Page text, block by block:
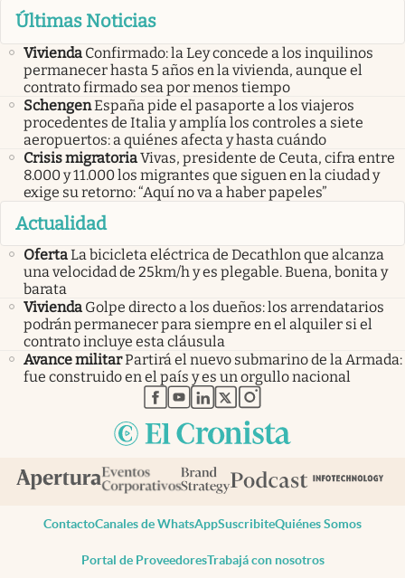
Últimas Noticias
Vivienda Confirmado: la Ley concede a los inquilinos
permanecer hasta 5 años en la vivienda, aunque el
contrato firmado sea por menos tiempo
SchengenEspaña pide el pasaporte a los viajeros
procedentes de Italia y amplía los controles a siete
aeropuertos: a quiénes afecta y hasta cuándo
Crisis migratoriaVivas, presidente de Ceuta, cifra entre
8.000 y 11.000 los migrantes que siguen en la ciudad y
exige su retorno: “Aquí no va a haber papeles”
Actualidad
OfertaLa bicicleta eléctrica de Decathlon que alcanza
una velocidad de 25km/h y es plegable. Buena, bonita y
barata
Vivienda Golpe directo a los dueños: los arrendatarios
podrán permanecer para siempre en el alquiler si el
contrato incluye esta cláusula
Avance militarPartirá el nuevo submarino de la Armada:
fue construido en el país y es un orgullo nacional
abre en nueva pestaña
abre en nueva pestaña
abre en nueva pestaña
abre en nueva pestaña
abre en nueva pestaña
ContactoCanales de WhatsAppSuscribiteQuiénes Somos
Portal de ProveedoresTrabajá con nosotros